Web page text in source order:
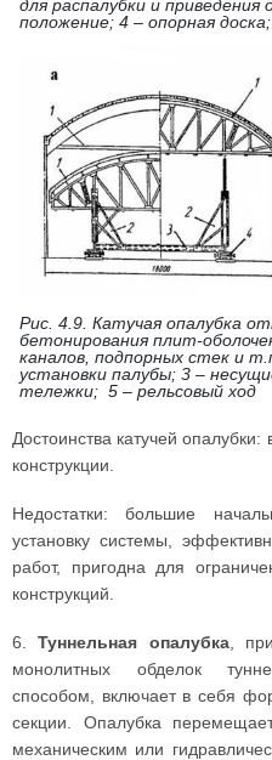
для распалубки и
положение; 4 – опорная
Рис. 4.9. Катучая опалубка
бетонирования плит-
каналов, подпорных стек и
установки палубы; 3 –
тележки; 5 – рельсовый ход
Достоинства катучей
конструкции.
Недостатки: большие
установку системы,
работ, пригодна для
конструкций.
6.Туннельная опалубка,
монолитных обделок
способом, включает в себя
секции. Опалубка
механическим или